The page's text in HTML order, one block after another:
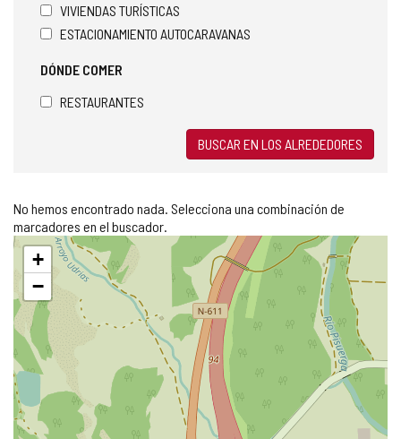
VIVIENDAS TURÍSTICAS
ESTACIONAMIENTO AUTOCARAVANAS
DÓNDE COMER
RESTAURANTES
BUSCAR EN LOS ALREDEDORES
No hemos encontrado nada. Selecciona una combinación de
marcadores en el buscador.
Saltar
mapa
+
−